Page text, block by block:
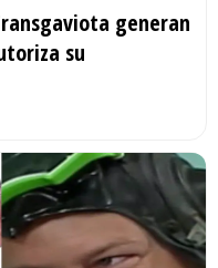
generan
su